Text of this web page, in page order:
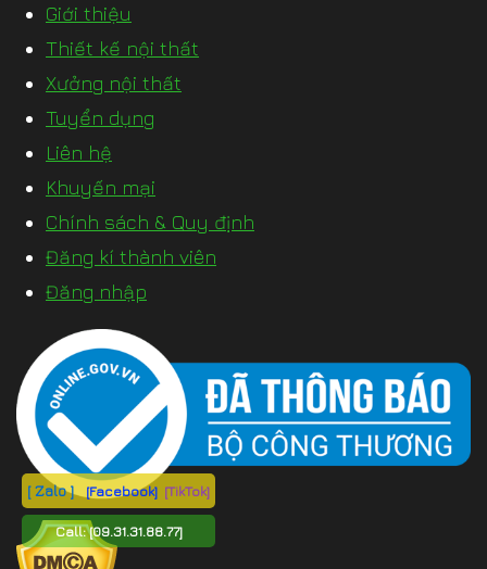
[ Zalo ] [Facebook] [TikTok]
Call:[09.31.31.88.77]
Giới thiệu
Thiết kế nội thất
Xưởng nội thất
Tuyển dụng
Liên hệ
Khuyến mại
Chính sách & Quy định
Đăng kí thành viên
Đăng nhập